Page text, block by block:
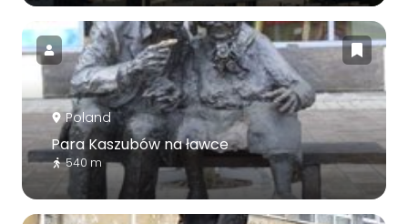
Poland
Para Kaszubów na ławce
540 m